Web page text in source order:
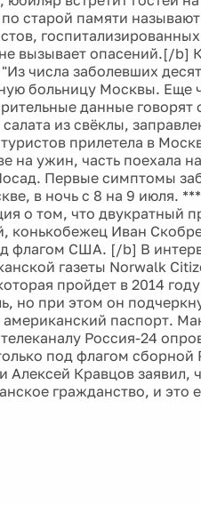
старой памяти
вызывает опасений.[/b]
числа заболевших
больницу Москвы. Еще
данные говорят
из свёклы,
прилетела в
на ужин, часть поехала
Первые симптомы
в ночь с 8 на 9 июля.
о том, что двукратный
конькобежец Иван
флагом США. [/b] В
газеты Norwalk
пройдет в 2014
но при этом он
паспорт.
Россия-24
под флагом
Кравцов заявил,
гражданство, и это